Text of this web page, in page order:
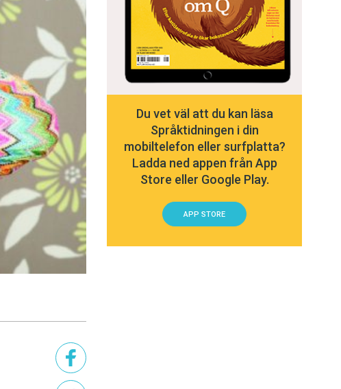
Du vet väl att du kan läsa
Språktidningen i din
mobiltelefon eller surfplatta?
Ladda ned appen från App
Store eller Google Play.
APP STORE